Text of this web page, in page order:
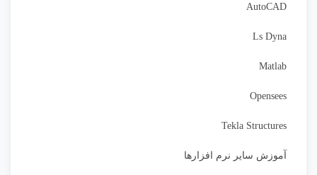
AutoCAD
Ls Dyna
Matlab
Opensees
Tekla Structures
آموزش سایر نرم افزارها